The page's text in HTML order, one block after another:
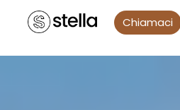
Chiamaci